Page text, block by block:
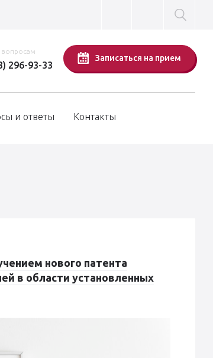
296-93-33
Записаться на прием
и ответы Контакты
нового патента
в области установленных